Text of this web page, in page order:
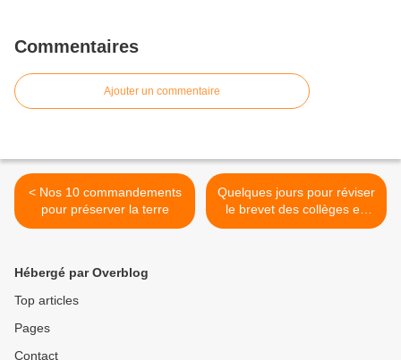
Commentaires
Ajouter un commentaire
< Nos 10 commandements
pour préserver la terre
Quelques jours pour réviser
le brevet des collèges en
français. >
Hébergé par Overblog
Top articles
Pages
Contact